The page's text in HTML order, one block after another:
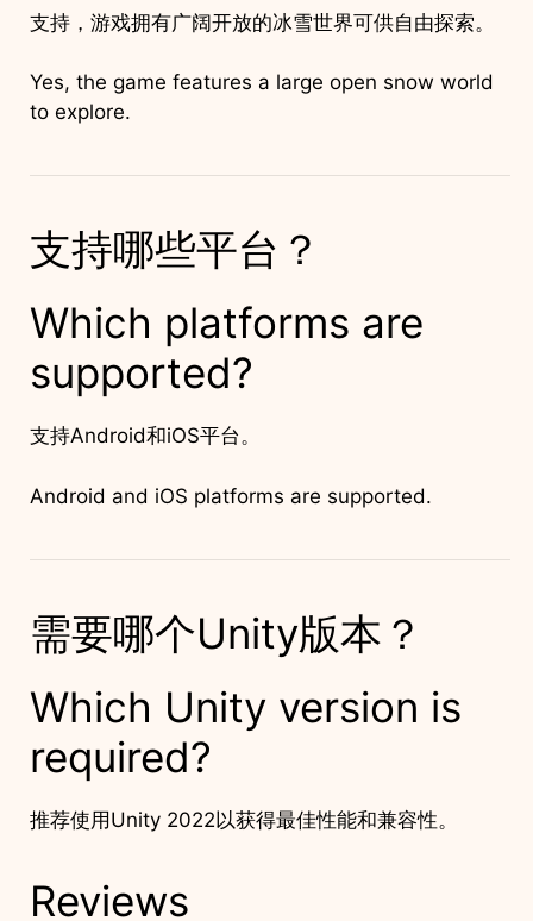
支持，游戏拥有广阔开放的冰雪世界可供自由探索。
Yes, the game features a large open snow world
to explore.
支持哪些平台？
Which platforms are
supported?
支持Android和iOS平台。
Android and iOS platforms are supported.
需要哪个Unity版本？
Which Unity version is
required?
推荐使用Unity 2022以获得最佳性能和兼容性。
Reviews